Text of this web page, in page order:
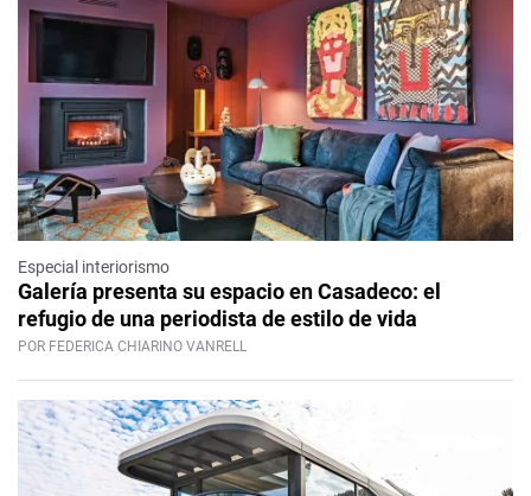
Especial interiorismo
Galería presenta su espacio en Casadeco: el
refugio de una periodista de estilo de vida
POR FEDERICA CHIARINO VANRELL